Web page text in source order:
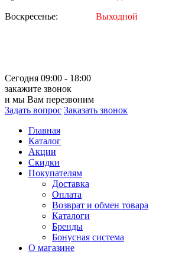
Воскресенье:
Выходной
Сегодня 09:00 - 18:00
закажите звонок
и мы Вам перезвоним
Задать вопрос Заказать звонок
Главная
Каталог
Акции
Скидки
Покупателям
Доставка
Оплата
Возврат и обмен товара
Каталоги
Бренды
Бонусная система
О магазине